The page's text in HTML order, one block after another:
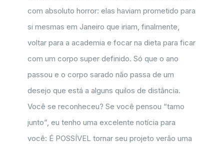
com absoluto horror: elas haviam prometido para
si mesmas em Janeiro que iriam, finalmente,
voltar para a academia e focar na dieta para ficar
com um corpo super definido. Só que o ano
passou e o corpo sarado não passa de um
desejo que está a alguns quilos de distância.
Você se reconheceu? Se você pensou “tamo
junto”, eu tenho uma excelente notícia para
você: É POSSÍVEL tornar seu projeto verão uma